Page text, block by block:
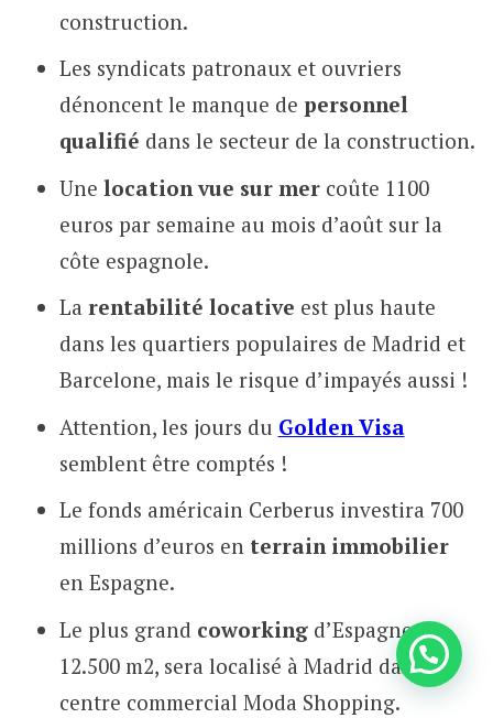
construction.
Les syndicats patronaux et ouvriers
dénoncent le manque de personnel
qualifié dans le secteur de la construction.
Une location vue sur mercoûte 1100
euros par semaine au mois d’août sur la
côte espagnole.
La rentabilité locative est plus haute
dans les quartiers populaires de Madrid et
Barcelone, mais le risque d’impayés aussi !
Attention, les jours du Golden Visa
semblent être comptés !
Le fonds américain Cerberus investira 700
millions d’euros en terrain immobilier
en Espagne.
Le plus grand coworkingd’Espagne,
12.500 m2, sera localisé à Madrid dans le
centre commercial Moda Shopping.